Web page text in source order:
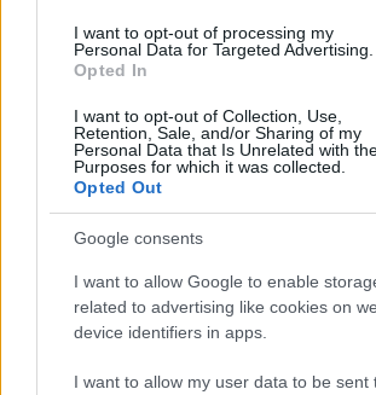
I want to opt-out of processing my
Personal Data for Targeted Advertising.
Opted In
I want to opt-out of Collection, Use,
Retention, Sale, and/or Sharing of my
Personal Data that Is Unrelated with
Purposes for which it was collected.
Opted Out
Google consents
I want to allow Google to enable
related to advertising like cookies on
device identifiers in apps.
I want to allow my user data to be sent
Φόστερ ολοκληρώθηκαν οι
αφίξεις - Οι δηλώσεις του
(vid & pics)
στη
πρόκριση
stream)
Ταχύτερα και αυστηρότερα: Το νέο
ΑΑΔΕ για τα ανασφάλιστα οχήματα